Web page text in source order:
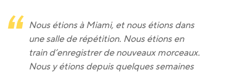
Nous étions à Miami, et nous étions dans
une salle de répétition. Nous étions en
train d’enregistrer de nouveaux morceaux.
Nous y étions depuis quelques semaines